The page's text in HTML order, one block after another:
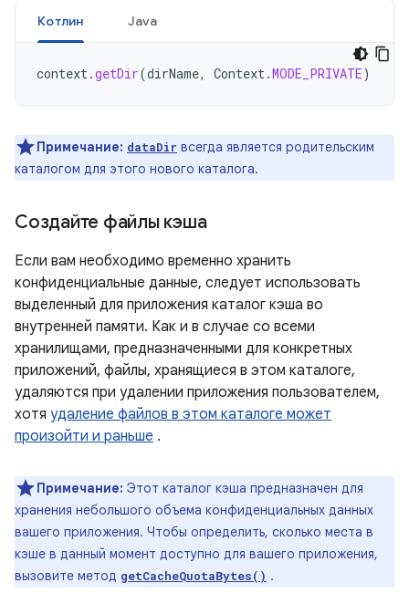
Котлин Java
context.getDir(dirName, Context.MODE_PRIVATE)
Примечание: dataDir всегда является родительским
каталогом для этого нового каталога.
Создайте файлы кэша
Если вам необходимо временно хранить
конфиденциальные данные, следует использовать
выделенный для приложения каталог кэша во
внутренней памяти. Как и в случае со всеми
хранилищами, предназначенными для конкретных
приложений, файлы, хранящиеся в этом каталоге,
удаляются при удалении приложения пользователем,
хотя удаление файлов в этом каталоге может
произойти и раньше .
Примечание: Этот каталог кэша предназначен для
хранения небольшого объема конфиденциальных данных
вашего приложения. Чтобы определить, сколько места в
кэше в данный момент доступно для вашего приложения,
вызовите метод getCacheQuotaBytes() .